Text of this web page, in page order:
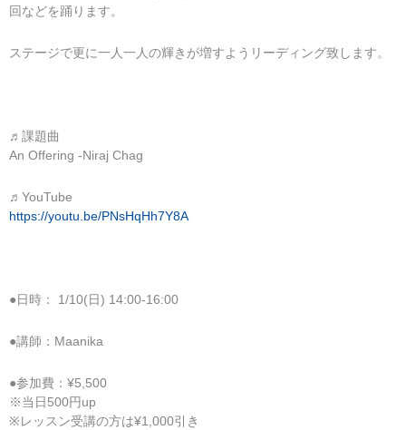
回などを踊ります。
ステージで更に一人一人の輝きが増すようリーディング致します。
♬課題曲
An Offering -Niraj Chag
♬YouTube
https://youtu.be/PNsHqHh7Y8A
●日時： 1/10(日) 14:00-16:00
●講師：Maanika
●参加費：¥5,500
※当日500円up
※レッスン受講の方は¥1,000引き